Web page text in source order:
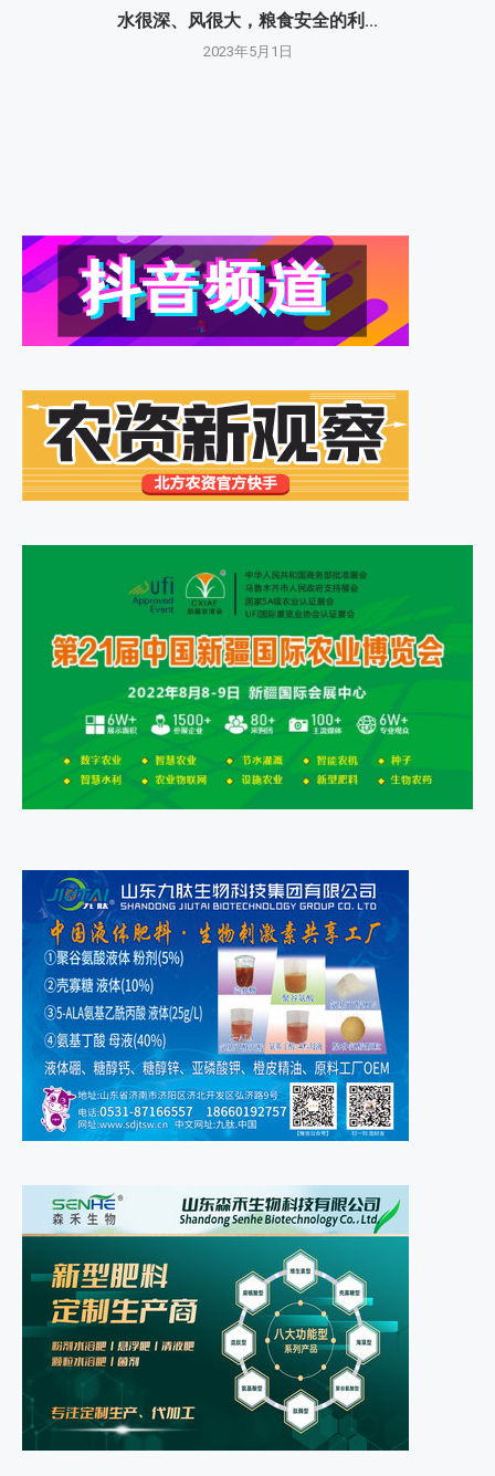
水很深、风很大，粮食安全的利...
2023年5月1日